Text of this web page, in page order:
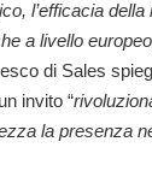
l’efficacia
a livello
di Sales
invito “
la presenza